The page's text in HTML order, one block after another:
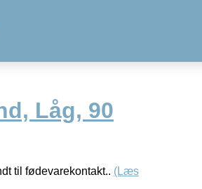
Låg, 90
til fødevarekontakt.. (Læs